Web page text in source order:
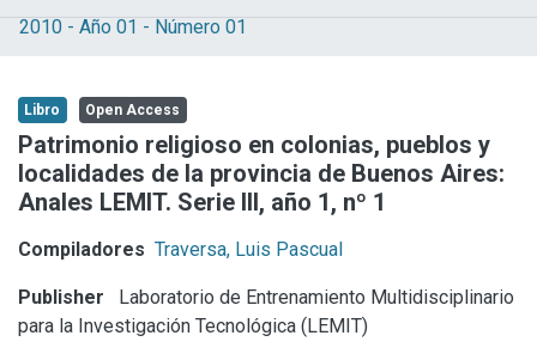
Explorar
Aportar material
Statistics
2010 - Año 01 - Número 01
Libro Open Access
Patrimonio religioso en colonias, pueblos y
localidades de la provincia de Buenos Aires:
Anales LEMIT. Serie III, año 1, nº 1
Compiladores Traversa, Luis Pascual
Publisher
Laboratorio de Entrenamiento Multidisciplinario
para la Investigación Tecnológica (LEMIT)